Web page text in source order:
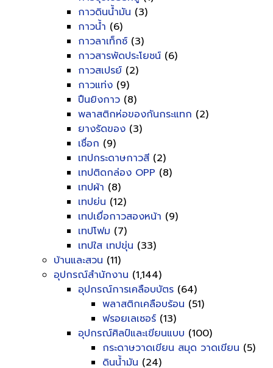
กาวดินน้ำมัน (3)
กาวน้ำ (6)
กาวลาเท็กซ์ (3)
กาวสารพัดประโยชน์ (6)
กาวสเปรย์ (2)
กาวแท่ง (9)
ปืนยิงกาว (8)
พลาสติกห่อของกันกระแทก (2)
ยางรัดของ (3)
เชื่อก (9)
เทปกระดาษกาวสี (2)
เทปติดกล่อง OPP (8)
เทปผ้า (8)
เทปย่น (12)
เทปเยื่อกาวสองหน้า (9)
เทปโฟม (7)
เทปใส เทปขุ่น (33)
บ้านและสวน (11)
อุปกรณ์สำนักงาน (1,144)
อุปกรณ์การเคลือบบัตร (64)
พลาสติกเคลือบร้อน (51)
ฟรอยเลเซอร์ (13)
อุปกรณ์ศิลป์และเขียนแบบ (100)
กระดาษวาดเขียน สมุด วาดเขียน (5)
ดินน้ำมัน (24)